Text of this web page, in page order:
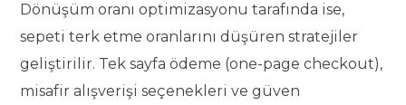
Dönüşüm oranı optimizasyonu tarafında ise,
sepeti terk etme oranlarını düşüren stratejiler
geliştirilir. Tek sayfa ödeme (one-page checkout),
misafir alışverişi seçenekleri ve güven